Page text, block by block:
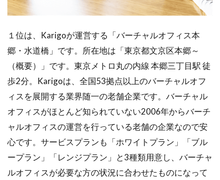
１位は、Karigoが運営する「バーチャルオフィス本
郷・水道橋」です。所在地は「東京都文京区本郷～
（概要）」です。東京メトロ丸の内線 本郷三丁目駅 徒
歩2分。Karigoは、全国53拠点以上のバーチャルオフ
ィスを展開する業界随一の老舗企業です。バーチャル
オフィスがほとんど知られていない2006年からバーチ
ャルオフィスの運営を行っている老舗の企業なので安
心です。サービスプランも「ホワイトプラン」「ブル
ープラン」「レンジプラン」と3種類用意し、バーチャ
ルオフィスが必要な方の状況に合わせたものになって